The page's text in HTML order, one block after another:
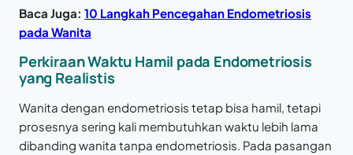
Baca Juga: 10 Langkah Pencegahan Endometriosis
pada Wanita
Perkiraan Waktu Hamil pada Endometriosis
yang Realistis
Wanita dengan endometriosis tetap bisa hamil, tetapi
prosesnya sering kali membutuhkan waktu lebih lama
dibanding wanita tanpa endometriosis. Pada pasangan